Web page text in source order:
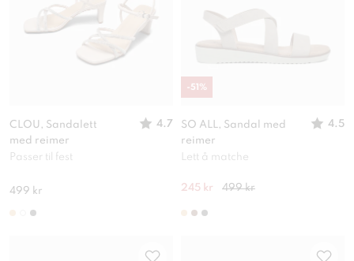
CLOU, Sandalett
med reimer
4.7
Passer til fest
499 kr
SO ALL, Sandal med
reimer
4.5
Lett å matche
245 kr 499 kr
-51 %